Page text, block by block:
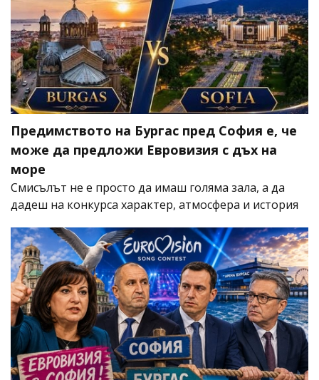
Предимството на Бургас пред София е, че
може да предложи Евровизия с дъх на
море
Смисълът не е просто да имаш голяма зала, а да
дадеш на конкурса характер, атмосфера и история